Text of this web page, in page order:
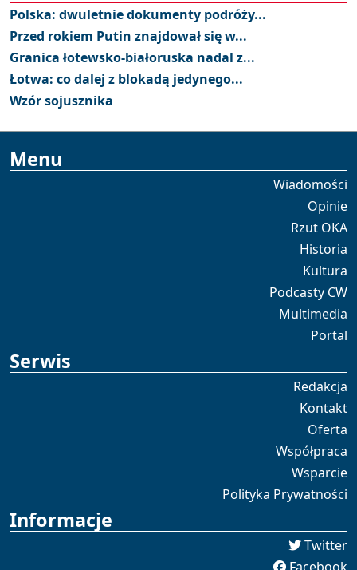
Polska: dwuletnie dokumenty podróży...
Przed rokiem Putin znajdował się w...
Granica łotewsko-białoruska nadal z...
Łotwa: co dalej z blokadą jedynego...
Wzór sojusznika
Menu
Wiadomości
Opinie
Rzut OKA
Historia
Kultura
Podcasty CW
Multimedia
Portal
Serwis
Redakcja
Kontakt
Oferta
Współpraca
Wsparcie
Polityka Prywatności
Informacje
Twitter